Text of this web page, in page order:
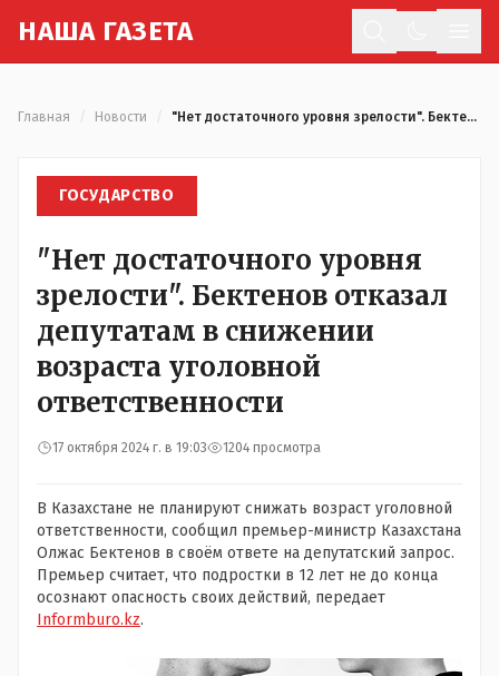
НАША ГАЗЕТА
Главная Новости "Нет достаточного уровня зрелости". Бектенов отказал депутатам в снижении возраста уголовной ответственности
ГОСУДАРСТВО
"Нет достаточного уровня
зрелости". Бектенов отказал
депутатам в снижении
возраста уголовной
ответственности
17 октября 2024 г. в 19:03 1204 просмотра
В Казахстане не планируют снижать возраст уголовной
ответственности, сообщил премьер-министр Казахстана
Олжас Бектенов в своём ответе на депутатский запрос.
Премьер считает, что подростки в 12 лет не до конца
осознают опасность своих действий, передает
Informburo.kz.